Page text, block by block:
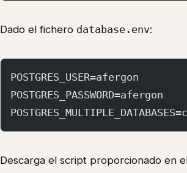
Dado el fichero database.env:
POSTGRES_USER=afergon
POSTGRES_PASSWORD=afergon
Descarga el script proporcionado en